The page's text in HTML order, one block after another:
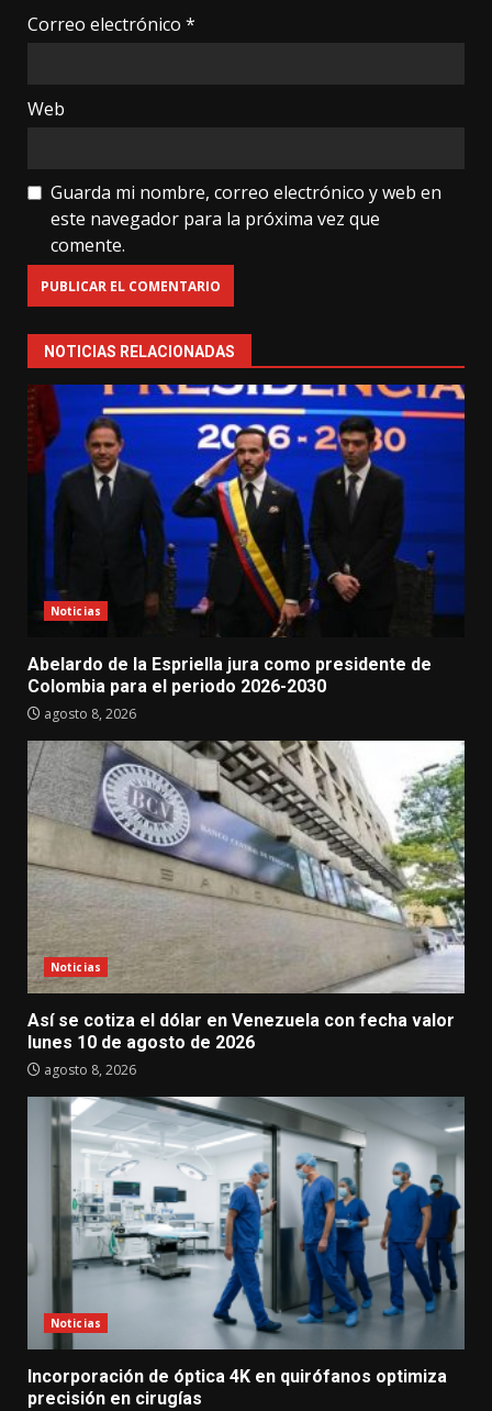
Correo electrónico *
Web
Guarda mi nombre, correo electrónico y web en
este navegador para la próxima vez que
comente.
NOTICIAS RELACIONADAS
Noticias
Abelardo de la Espriella jura como presidente de
Colombia para el periodo 2026-2030
agosto 8, 2026
Noticias
Así se cotiza el dólar en Venezuela con fecha valor
lunes 10 de agosto de 2026
agosto 8, 2026
Noticias
Incorporación de óptica 4K en quirófanos optimiza
precisión en cirugías